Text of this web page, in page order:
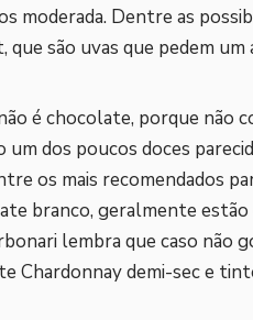
moderada. Dentre as
que são uvas que pedem
é chocolate, porque não
um dos poucos doces
os mais recomendados
branco, geralmente
lembra que caso não
Chardonnay demi-sec e